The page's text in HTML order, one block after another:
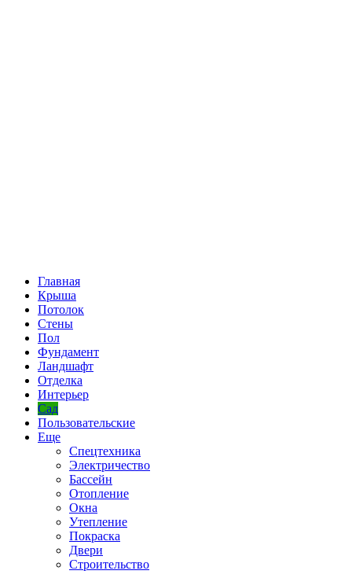
Главная
Крыша
Потолок
Стены
Пол
Фундамент
Ландшафт
Отделка
Интерьер
Сад
Пользовательские
Еще
Спецтехника
Электричество
Бассейн
Отопление
Окна
Утепление
Покраска
Двери
Строительство